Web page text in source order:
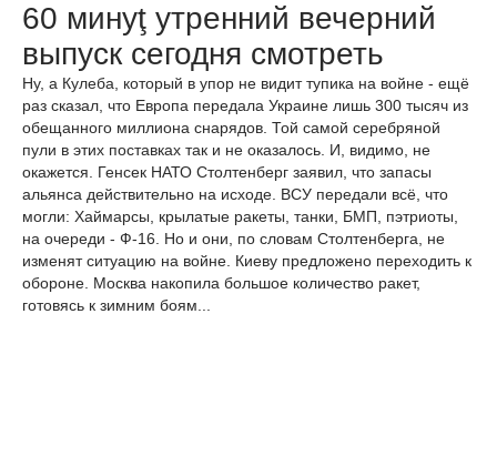
60 минуţ утренний вечерний
выпуск сегодня смотреть
Ну, а Кулеба, который в упор не видит тупика на войне - ещё
раз сказал, что Европа передала Украине лишь 300 тысяч из
обещанного миллиона снарядов. Той самой серебряной
пули в этих поставках так и не оказалось. И, видимо, не
окажется. Генсек НАТО Столтенберг заявил, что запасы
альянса действительно на исходе. ВСУ передали всё, что
могли: Хаймарсы, крылатые ракеты, танки, БМП, пэтриоты,
на очереди - Ф-16. Но и они, по словам Столтенберга, не
изменят ситуацию на войне. Киеву предложено переходить к
обороне. Москва накопила большое количество ракет,
готовясь к зимним боям...